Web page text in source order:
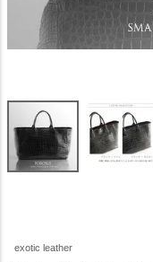
exotic leather